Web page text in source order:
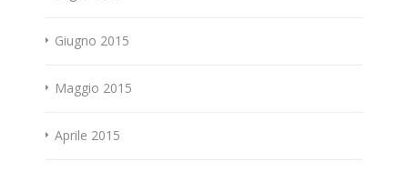
Giugno 2015
Maggio 2015
Aprile 2015